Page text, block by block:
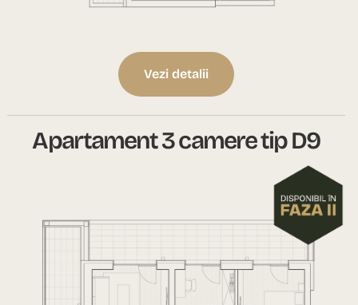
Vezi detalii
Apartament 3 camere tip D9